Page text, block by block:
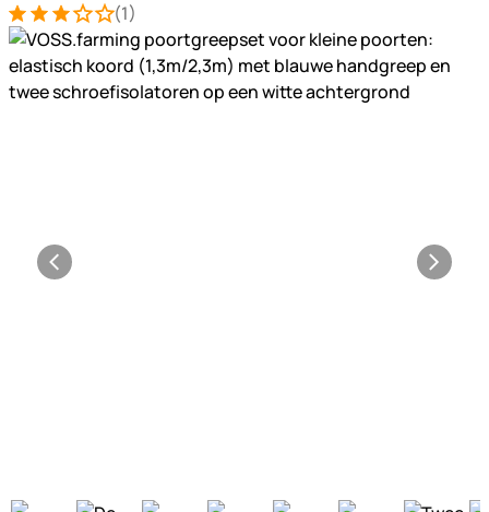
Beoordeling: 3 van 5 (1 beoordelingen)
1 Bewertung(1)
Productgalerij